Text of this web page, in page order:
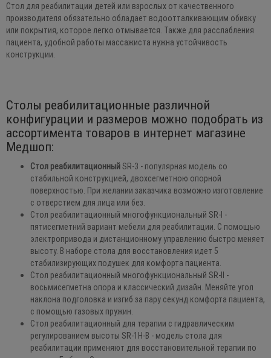
Стол для реабилитации детей или взрослых от качественного
производителя обязательно обладает водоотталкивающим обивку
или покрытия, которое легко отмывается. Также для расслабления
пациента, удобной работы массажиста нужна устойчивость
конструкции.
Столы реабилитационные различной
конфигурации и размеров можно подобрать из
ассортимента товаров в интернет магазине
Медшоп:
Стол реабилитационныйSR-3 - популярная модель со
стабильной конструкцией, двохсегметною опорной
поверхностью. При желании заказчика возможно изготовление
с отверстием для лица или без.
Стол реабилитационный многофункциональный SR-I -
пятисегметний вариант мебели для реабилитации. С помощью
электропривода и дистанционному управлению быстро меняет
высоту. В наборе стола для восстановления идет 5
стабилизирующих подушек для комфорта пациента.
Стол реабилитационный многофункциональный SR-II -
восьмисегметна опора и классический дизайн. Меняйте угол
наклона подголовка и изгиб за пару секунд комфорта пациента,
с помощью газовых пружин.
Стол реабилитационный для терапии с гидравлическим
регулированием высоты SR-1H-B - модель стола для
реабилитации применяют для восстановительной терапии по